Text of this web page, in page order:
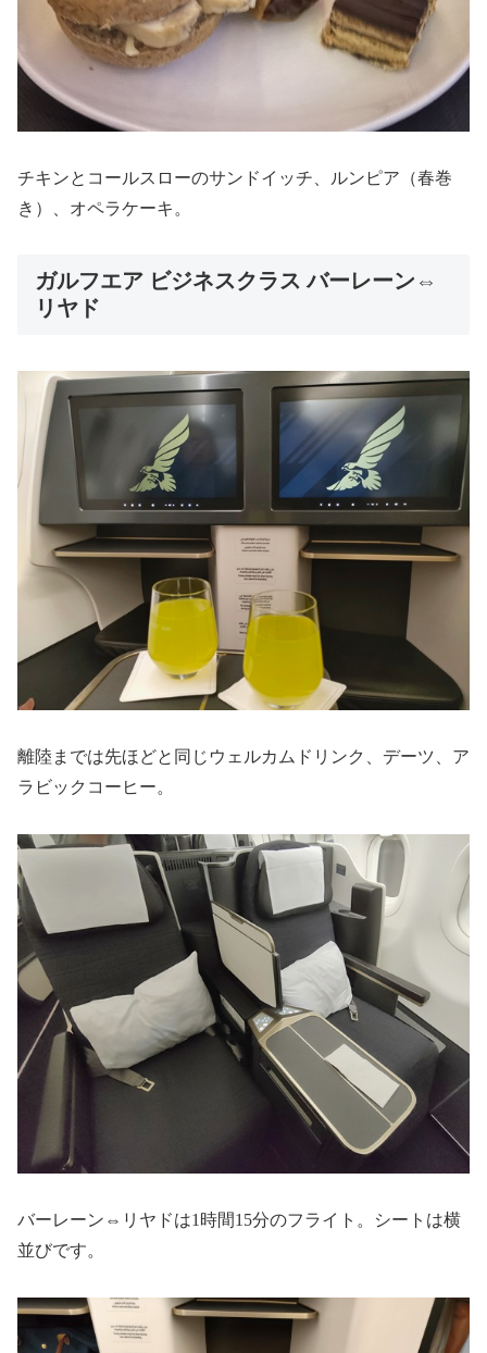
チキンとコールスローのサンドイッチ、ルンピア（春巻
き）、オペラケーキ。
ガルフエア ビジネスクラス バーレーン⇔
リヤド
離陸までは先ほどと同じウェルカムドリンク、デーツ、ア
ラビックコーヒー。
バーレーン⇔リヤドは1時間15分のフライト。シートは横
並びです。